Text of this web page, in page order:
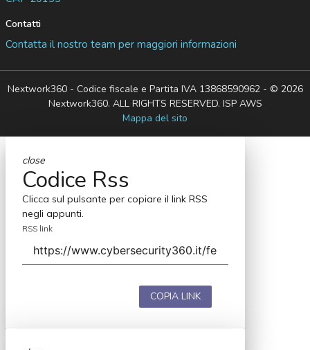
Contatti
Contatta il nostro team per maggiori informazioni
Nextwork360 - Codice fiscale e Partita IVA 13868590962 - © 2026
Nextwork360. ALL RIGHTS RESERVED. ISP AWS
Mappa del sito
close
Codice Rss
Clicca sul pulsante per copiare il link RSS
negli appunti.
RSS link
COPIA LINK